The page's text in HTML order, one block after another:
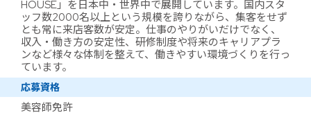
HOUSE」を日本中・世界中で展開しています。国内スタ
ッフ数2000名以上という規模を誇りながら、集客をせず
とも常に来店客数が安定。仕事のやりがいだけでなく、
収入・働き方の安定性、研修制度や将来のキャリアプラ
ンなど様々な体制を整えて、働きやすい環境づくりを行っ
ています。
応募資格
美容師免許